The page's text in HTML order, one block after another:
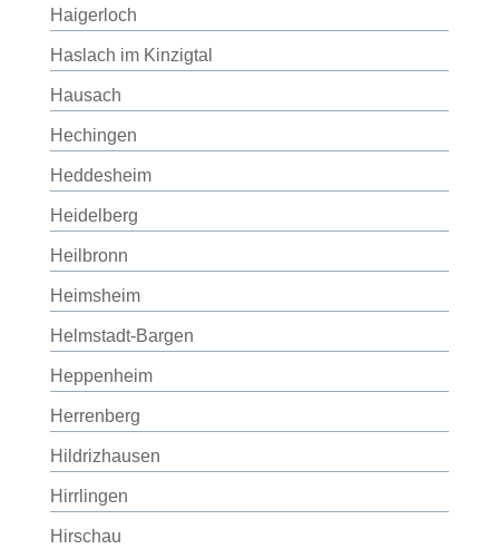
Haigerloch
Haslach im Kinzigtal
Hausach
Hechingen
Heddesheim
Heidelberg
Heilbronn
Heimsheim
Helmstadt-Bargen
Heppenheim
Herrenberg
Hildrizhausen
Hirrlingen
Hirschau